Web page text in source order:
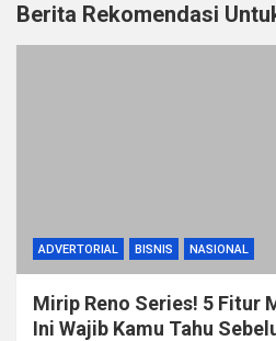
Berita Rekomendasi
ADVERTORIAL BISNIS NASIONAL
Mirip Reno Series! 5 Fitur
Ini Wajib Kamu Tahu